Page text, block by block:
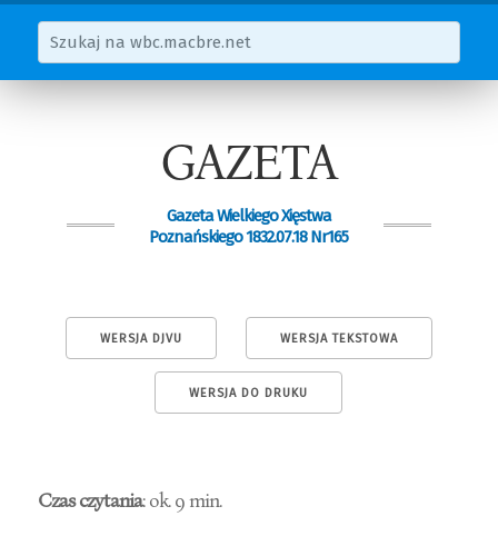
GAZETA
Gazeta Wielkiego Xięstwa
Poznańskiego 1832.07.18 Nr165
WERSJA DJVU WERSJA TEKSTOWA
WERSJA DO DRUKU
Czas czytania: ok. 9 min.